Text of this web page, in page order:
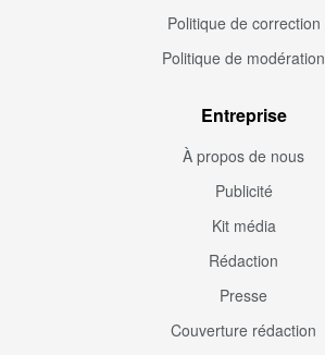
Politique de correction
Politique de modération
Entreprise
À propos de nous
Publicité
Kit média
Rédaction
Presse
Couverture rédaction